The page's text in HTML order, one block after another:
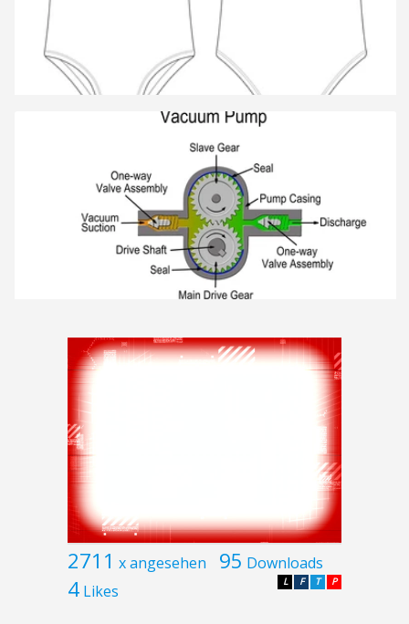
2711 x angesehen 95 Downloads
4 Likes P
T
F
L